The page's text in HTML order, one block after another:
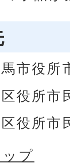
市役所
役所市
役所市
プ